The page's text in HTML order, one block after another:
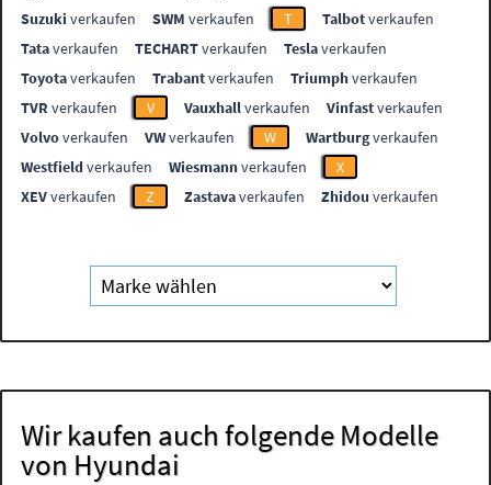
Suzuki verkaufen SWM verkaufen T Talbotverkaufen
Tataverkaufen TECHARTverkaufen Teslaverkaufen
Toyotaverkaufen Trabantverkaufen Triumphverkaufen
TVR verkaufen V Vauxhallverkaufen Vinfastverkaufen
Volvoverkaufen VWverkaufen W Wartburgverkaufen
Westfieldverkaufen Wiesmannverkaufen
X
XEVverkaufen Z Zastavaverkaufen Zhidou verkaufen
Wir kaufen auch folgende Modelle
von Hyundai